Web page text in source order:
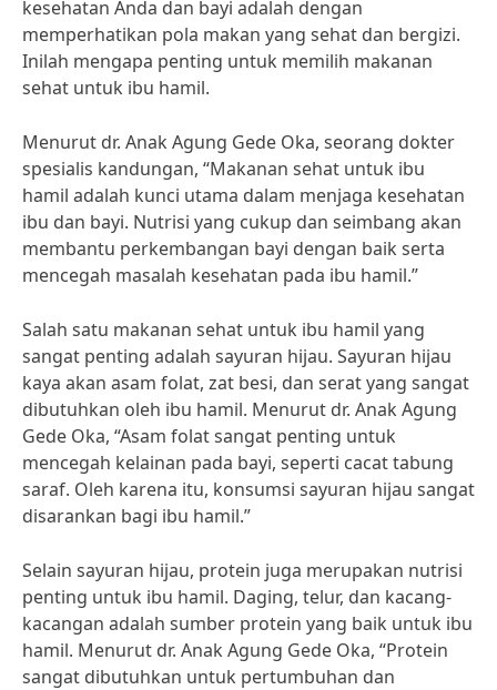
kesehatan Anda dan bayi adalah dengan
memperhatikan pola makan yang sehat dan bergizi.
Inilah mengapa penting untuk memilih makanan
sehat untuk ibu hamil.
Menurut dr. Anak Agung Gede Oka, seorang dokter
spesialis kandungan, “Makanan sehat untuk ibu
hamil adalah kunci utama dalam menjaga kesehatan
ibu dan bayi. Nutrisi yang cukup dan seimbang akan
membantu perkembangan bayi dengan baik serta
mencegah masalah kesehatan pada ibu hamil.”
Salah satu makanan sehat untuk ibu hamil yang
sangat penting adalah sayuran hijau. Sayuran hijau
kaya akan asam folat, zat besi, dan serat yang sangat
dibutuhkan oleh ibu hamil. Menurut dr. Anak Agung
Gede Oka, “Asam folat sangat penting untuk
mencegah kelainan pada bayi, seperti cacat tabung
saraf. Oleh karena itu, konsumsi sayuran hijau sangat
disarankan bagi ibu hamil.”
Selain sayuran hijau, protein juga merupakan nutrisi
penting untuk ibu hamil. Daging, telur, dan kacang-
kacangan adalah sumber protein yang baik untuk ibu
hamil. Menurut dr. Anak Agung Gede Oka, “Protein
sangat dibutuhkan untuk pertumbuhan dan